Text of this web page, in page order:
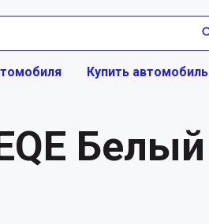
Купить автомобиль
Белый